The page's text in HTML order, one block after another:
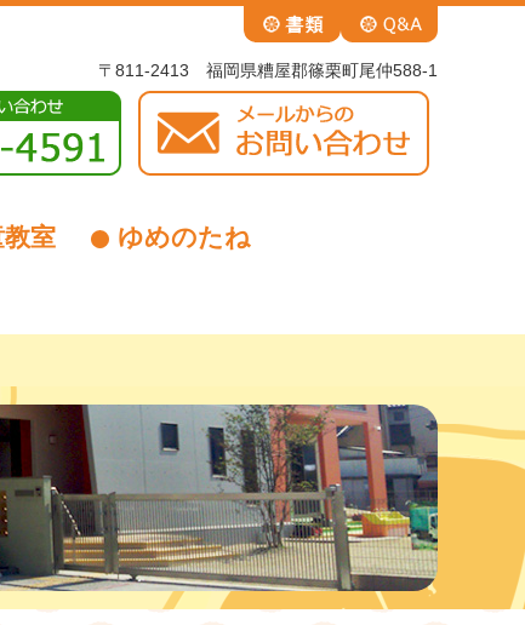
〒811-2413 福岡県糟屋郡篠栗町尾仲588-1
室 ゆめのたね